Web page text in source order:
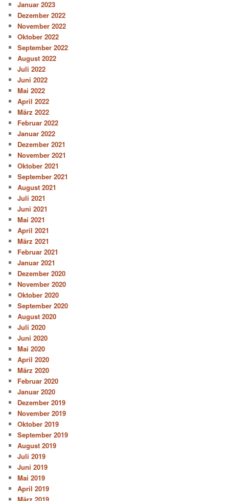
Januar 2023
Dezember 2022
November 2022
Oktober 2022
September 2022
August 2022
Juli 2022
Juni 2022
Mai 2022
April 2022
März 2022
Februar 2022
Januar 2022
Dezember 2021
November 2021
Oktober 2021
September 2021
August 2021
Juli 2021
Juni 2021
Mai 2021
April 2021
März 2021
Februar 2021
Januar 2021
Dezember 2020
November 2020
Oktober 2020
September 2020
August 2020
Juli 2020
Juni 2020
Mai 2020
April 2020
März 2020
Februar 2020
Januar 2020
Dezember 2019
November 2019
Oktober 2019
September 2019
August 2019
Juli 2019
Juni 2019
Mai 2019
April 2019